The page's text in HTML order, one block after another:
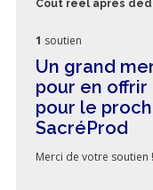
Coût réel après
1 soutien
Un grand
pour en offrir
pour le
SacréProd
Merci de votre soutien !